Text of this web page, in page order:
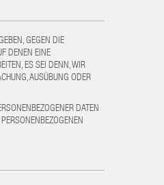
GEGEN DIE
DENEN EINE
ES SEI DENN, WIR
AUSÜBUNG ODER
DATEN